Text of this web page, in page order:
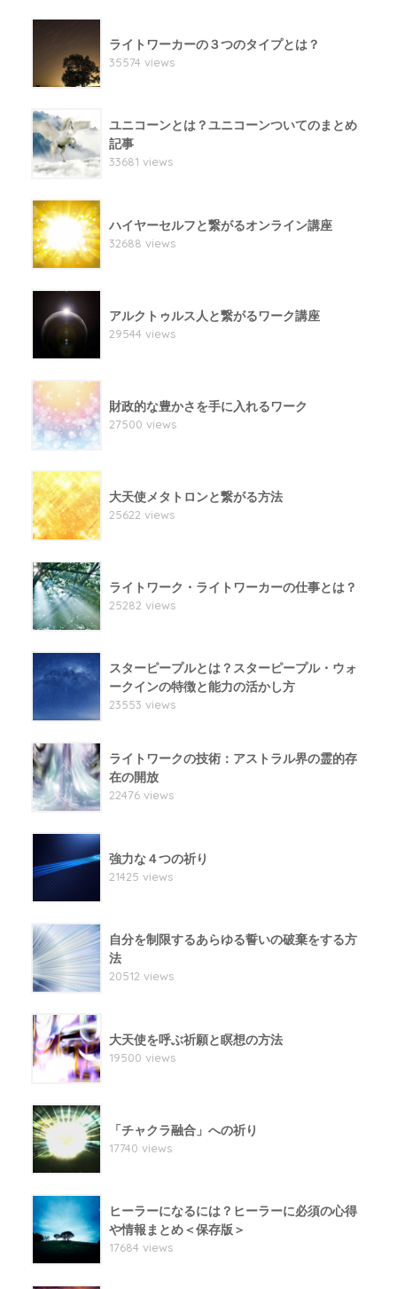
ライトワーカーの３つのタイプとは？
35574 views
ユニコーンとは？ユニコーンついてのまとめ
記事
33681 views
ハイヤーセルフと繋がるオンライン講座
32688 views
アルクトゥルス人と繋がるワーク講座
29544 views
財政的な豊かさを手に入れるワーク
27500 views
大天使メタトロンと繋がる方法
25622 views
ライトワーク・ライトワーカーの仕事とは？
25282 views
スターピープルとは？スターピープル・ウォ
ークインの特徴と能力の活かし方
23553 views
ライトワークの技術：アストラル界の霊的存
在の開放
22476 views
強力な４つの祈り
21425 views
自分を制限するあらゆる誓いの破棄をする方
法
20512 views
大天使を呼ぶ祈願と瞑想の方法
19500 views
「チャクラ融合」への祈り
17740 views
ヒーラーになるには？ヒーラーに必須の心得
や情報まとめ＜保存版＞
17684 views